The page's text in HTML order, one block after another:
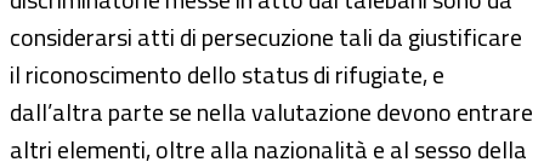
considerarsi atti di persecuzione tali da giustificare
il riconoscimento dello status di rifugiate, e
dall’altra parte se nella valutazione devono entrare
altri elementi, oltre alla nazionalità e al sesso della